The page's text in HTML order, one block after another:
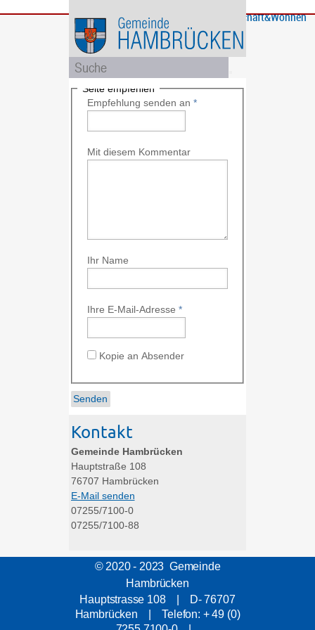
Bürgerservice
GemeindeBildung
und
Soziales
Rathaus
und
Politik
Wirtschaft&Wohnen
Seite empfehlen
Empfehlung senden an *
Mit diesem Kommentar
Ihr Name
Ihre E-Mail-Adresse *
Kopie an Absender
Kontakt
Gemeinde Hambrücken
Hauptstraße 108
76707 Hambrücken
E-Mail senden
07255/7100-0
07255/7100-88
© 2020 - 2023 Gemeinde
Hambrücken
Hauptstrasse 108 | D- 76707
Hambrücken | Telefon: + 49 (0)